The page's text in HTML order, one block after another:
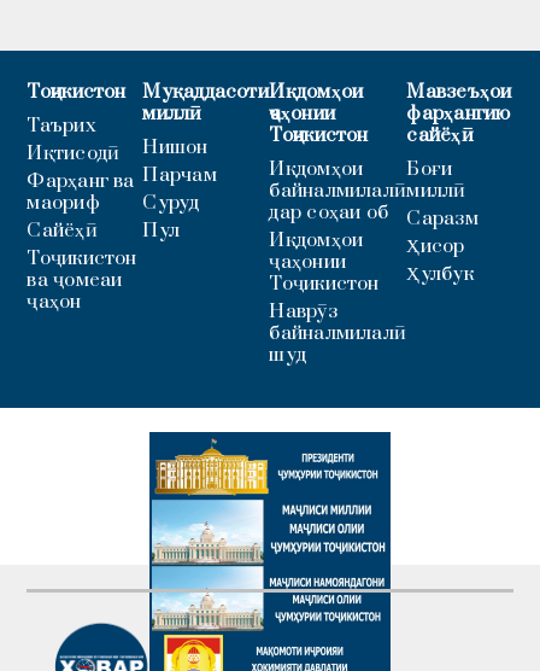
Тоҷикистон
Таърих
Иқтисодӣ
Фарҳанг ва
маориф
Сайёҳӣ
Тоҷикистон
ва ҷомеаи
ҷаҳон
Муқаддасоти
миллӣ
Нишон
Парчам
Суруд
Пул
Иқдомҳои
ҷаҳонии
Тоҷикистон
Иқдомҳои
байналмилалӣ
дар соҳаи об
Иқдомҳои
ҷаҳонии
Тоҷикистон
Наврӯз
байналмилалӣ
шуд
Мавзеъҳои
фарҳангию
сайёҳӣ
Боғи
миллӣ
Саразм
Ҳисор
Ҳулбук